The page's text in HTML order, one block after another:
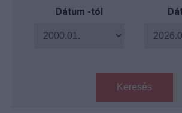
Dátum -tól
Keresés